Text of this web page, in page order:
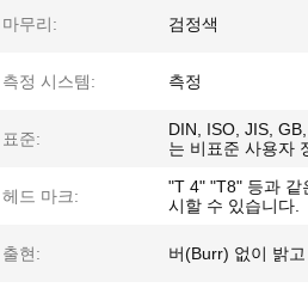
마무리: 검정색
측정 시스템: 측정
표준:
DIN, ISO, JIS,
는 비표준 사용자
헤드 마크:
"T 4" "T8" 등과 같
시할 수 있습니다.
출현: 버(Burr) 없이 밝